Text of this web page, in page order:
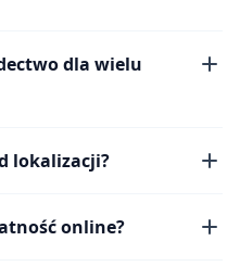
dla wielu
lokalizacji?
online?